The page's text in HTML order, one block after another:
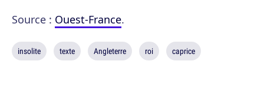
Source : Ouest-France.
insolite texte Angleterre roi caprice